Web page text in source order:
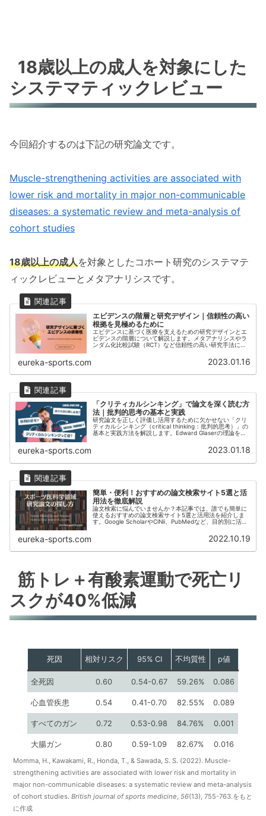
18歳以上の成人を対象にした
システマティックレビュー
今回紹介するのは下記の研究論文です。
Muscle-strengthening activities are associated with
lower risk and mortality in major non-communicable
diseases: a systematic review and meta-analysis of
cohort studies
18歳以上の成人を対象としたコホート研究のシステマテ
ィックレビューとメタアナリシスです。
エビデンスの階層と研究デザイン｜信頼性の高い
根拠を見極めるために
エビデンスに基づく医療を支えるための研究デザインとエ
ビデンスの階層について解説します。メタアナリシスやラ
ンダム化比較試験（RCT）など信頼性の高い研究手法に加
れぞれの特徴や信頼度も詳しく説明。医療現場での根拠に
基づく意思決定に役立つエビデンスの評価法を知るための
eureka-sports.com 2023.01.16
「クリティカルシンキング」で論文を深く読む方
法｜批判的思考の基本と実践
研究論文を正しく評価し活用するために欠かせない「クリ
ティカルシンキング（critical thinking：批判的思考）」の
基本と実践方法を解説します。Edward Glaserの理論を基
eureka-sports.com 2023.01.18
簡単・便利！おすすめの論文検索サイト5選と活
用法を徹底解説
論文検索に悩んでいませんか？本記事では、誰でも簡単に
使えるおすすめの論文検索サイト5選と活用法を紹介しま
す。Google ScholarやCiNii、PubMedなど、目的別に活用
コツも伝授。論文検索の手間を減らして、知識の幅を広げ
eureka-sports.com 2022.10.19
筋トレ＋有酸素運動で死亡リ
スクが40%低減
死因 相対リスク 95% CI 不均質性 p値
全死因 0.60 0.54-0.67 59.26% 0.086
心血管疾患 0.54 0.41-0.70 82.55% 0.089
すべてのガン 0.72 0.53-0.98 84.76% 0.001
大腸ガン 0.80 0.59-1.09 82.67% 0.016
Momma, H., Kawakami, R., Honda, T., & Sawada, S. S. (2022). Muscle-
strengthening activities are associated with lower risk and mortality in
major non-communicable diseases: a systematic review and meta-analysis
of cohort studies. British journal of sports medicine, 56(13), 755-763.をもと
に作成